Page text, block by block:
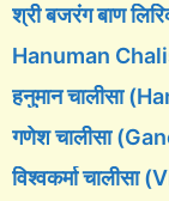
श्री बजरंग बाण
Hanuman
हनुमान चालीसा
गणेश चालीसा
विश्वकर्मा